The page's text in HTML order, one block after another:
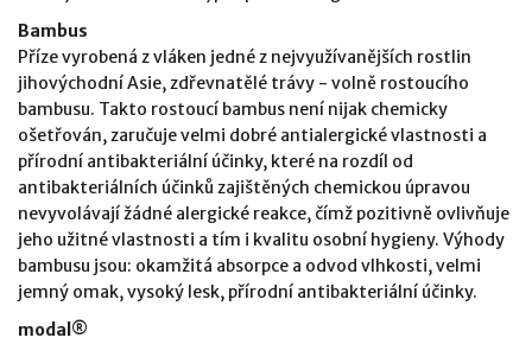
Bambus
Příze vyrobená z vláken jedné z nejvyužívanějších rostlin
jihovýchodní Asie, zdřevnatělé trávy - volně rostoucího
bambusu. Takto rostoucí bambus není nijak chemicky
ošetřován, zaručuje velmi dobré antialergické vlastnosti a
přírodní antibakteriální účinky, které na rozdíl od
antibakteriálních účinků zajištěných chemickou úpravou
nevyvolávají žádné alergické reakce, čímž pozitivně ovlivňuje
jeho užitné vlastnosti a tím i kvalitu osobní hygieny. Výhody
bambusu jsou: okamžitá absorpce a odvod vlhkosti, velmi
jemný omak, vysoký lesk, přírodní antibakteriální účinky.
modal®